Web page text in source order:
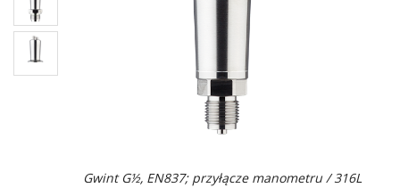
Gwint G½, EN837; przyłącze manometru / 316L